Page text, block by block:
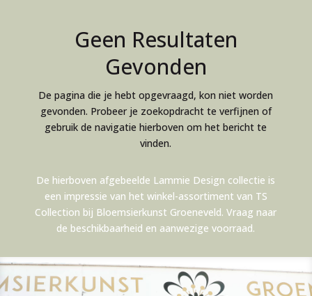
Geen Resultaten
Gevonden
De pagina die je hebt opgevraagd, kon niet worden
gevonden. Probeer je zoekopdracht te verfijnen of
gebruik de navigatie hierboven om het bericht te
vinden.
De hierboven afgebeelde Lammie Design collectie is
een impressie van het winkel-assortiment van TS
Collection bij Bloemsierkunst Groeneveld. Vraag naar
de beschikbaarheid en aanwezige voorraad.